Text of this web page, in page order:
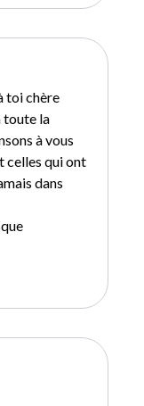
toi chère
toute la
à vous
celles qui ont
dans